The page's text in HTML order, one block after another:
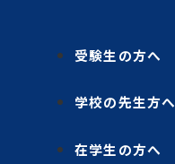
受験生の方へ
学校の先生方へ
在学生の方へ